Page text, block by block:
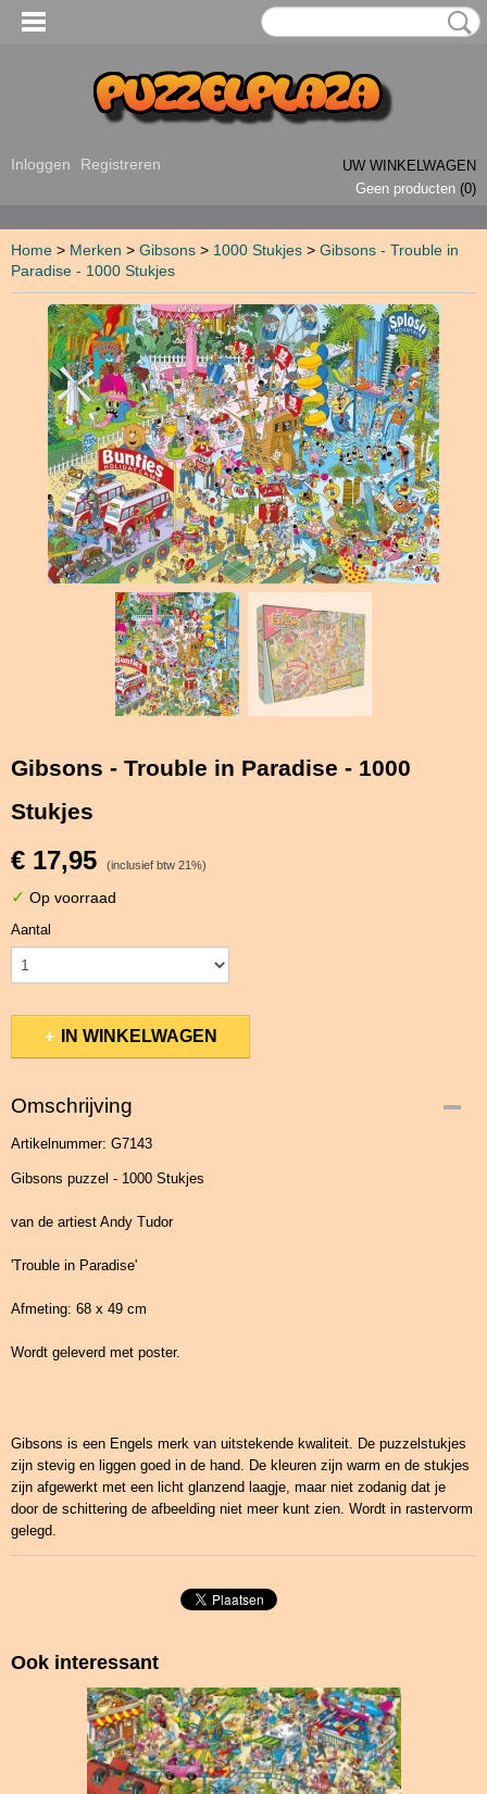
Inloggen Registreren
UW WINKELWAGEN
Geen producten (0)
Home > Merken > Gibsons > 1000 Stukjes > Gibsons - Trouble in
Paradise - 1000 Stukjes
Gibsons - Trouble in Paradise - 1000
Stukjes
€ 17,95 (inclusief btw 21%)
✓ Op voorraad
Aantal
IN WINKELWAGEN
Omschrijving
Artikelnummer: G7143
Gibsons puzzel - 1000 Stukjes
van de artiest Andy Tudor
'Trouble in Paradise'
Afmeting: 68 x 49 cm
Wordt geleverd met poster.
Gibsons is een Engels merk van uitstekende kwaliteit. De puzzelstukjes
zijn stevig en liggen goed in de hand. De kleuren zijn warm en de stukjes
zijn afgewerkt met een licht glanzend laagje, maar niet zodanig dat je
door de schittering de afbeelding niet meer kunt zien. Wordt in rastervorm
gelegd.
Ook interessant